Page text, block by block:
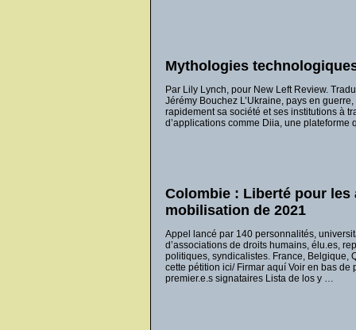
Mythologies
Par Lily Lynch, pour New Left Review.
Jérémy Bouchez L’Ukraine, pays en
rapidement sa société et ses institutions à
d’applications comme Diia, une plateforme
Colombie : Liberté pour les
mobilisation de 2021
Appel lancé par 140 personnalités,
d’associations de droits humains, élu.es,
politiques, syndicalistes. France, Belgique,
cette pétition ici/ Firmar aquí Voir en bas de
premier.e.s signataires Lista de los y …